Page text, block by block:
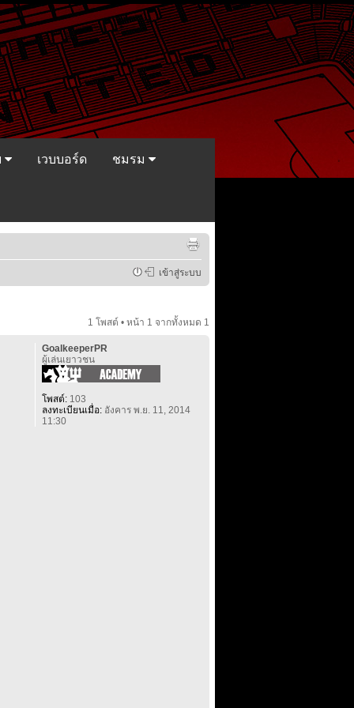
เวบบอร์ด ชมรม
เข้าสู่ระบบ
1 โพสต์ • หน้า 1 จากทั้งหมด 1
GoalkeeperPR
ผู้เล่นเยาวชน
โพสต์:103
ลงทะเบียนเมื่อ:อังคาร พ.ย. 11, 2014
11:30